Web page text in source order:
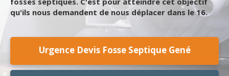
qu'ils nous demandent de nous déplacer dans le 16.
Urgence Devis Fosse Septique Gené